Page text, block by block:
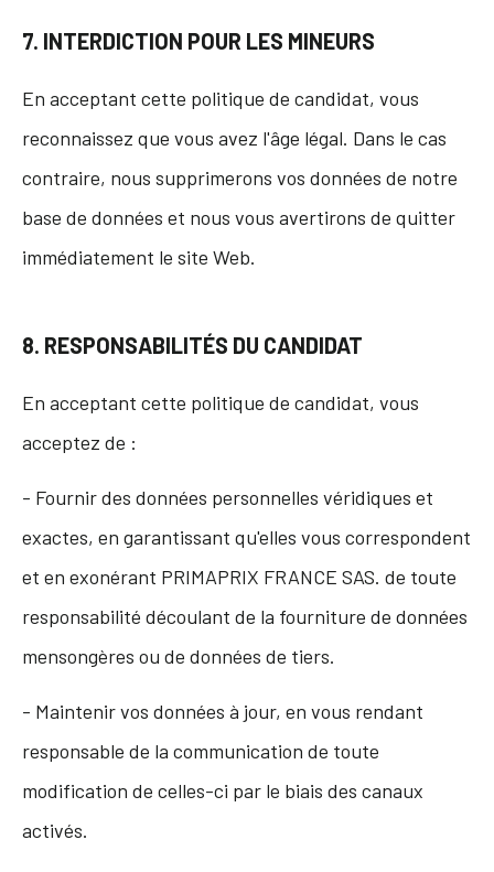
7. INTERDICTION POUR LES MINEURS
En acceptant cette politique de candidat, vous
reconnaissez que vous avez l'âge légal. Dans le cas
contraire, nous supprimerons vos données de notre
base de données et nous vous avertirons de quitter
immédiatement le site Web.
8. RESPONSABILITÉS DU CANDIDAT
En acceptant cette politique de candidat, vous
acceptez de :
- Fournir des données personnelles véridiques et
exactes, en garantissant qu'elles vous correspondent
et en exonérant PRIMAPRIX FRANCE SAS. de toute
responsabilité découlant de la fourniture de données
mensongères ou de données de tiers.
- Maintenir vos données à jour, en vous rendant
responsable de la communication de toute
modification de celles-ci par le biais des canaux
activés.